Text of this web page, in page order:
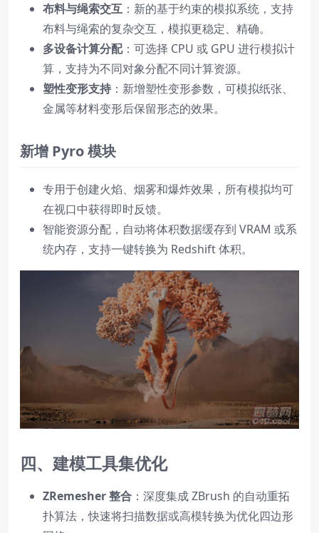
布料与绳索交互 ：新的基于约束的模拟系统，支持
布料与绳索的复杂交互，模拟更稳定、精确。
多设备计算分配：可选择 CPU 或 GPU 进行模拟计
算，支持为不同对象分配不同计算资源。
塑性变形支持 ：新增塑性变形参数，可模拟纸张、
金属等材料变形后保留形态的效果。
新增 Pyro 模块
专用于创建火焰、烟雾和爆炸效果，所有模拟均可
在视口中获得即时反馈。
智能资源分配，自动将体积数据缓存到 VRAM 或系
统内存，支持一键转换为 Redshift 体积。
四、建模工具集优化
ZRemesher 整合 ：深度集成 ZBrush 的自动重拓
扑算法，快速将扫描数据或高模转换为优化四边形